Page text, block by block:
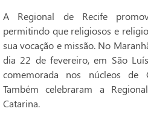
A Regional de Recife
permitindo que religiosos e
sua vocação e missão. No
dia 22 de fevereiro, em São
comemorada nos núcleos de
Também celebraram a
Catarina.